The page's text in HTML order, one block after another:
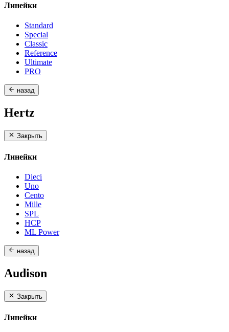
Линейки
Standard
Special
Classic
Reference
Ultimate
PRO
назад
Hertz
Закрыть
Линейки
Dieci
Uno
Cento
Mille
SPL
HCP
ML Power
назад
Audison
Закрыть
Линейки